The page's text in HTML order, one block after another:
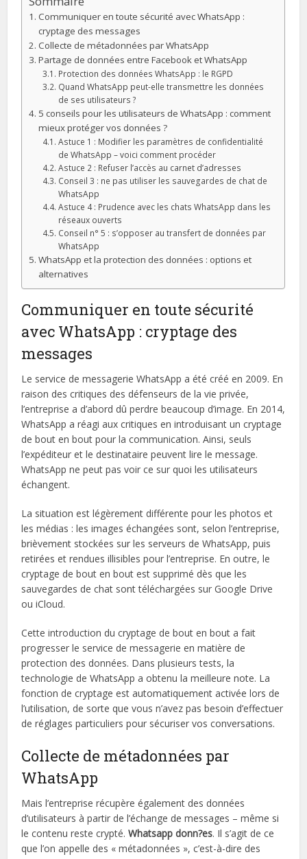
Communiquer en toute sécurité avec WhatsApp :
cryptage des messages
Collecte de métadonnées par WhatsApp
Partage de données entre Facebook et WhatsApp
Protection des données WhatsApp : le RGPD
Quand WhatsApp peut-elle transmettre les données
de ses utilisateurs ?
5 conseils pour les utilisateurs de WhatsApp : comment
mieux protéger vos données ?
Astuce 1 : Modifier les paramètres de confidentialité
de WhatsApp – voici comment procéder
Astuce 2 : Refuser l’accès au carnet d’adresses
Conseil 3 : ne pas utiliser les sauvegardes de chat de
WhatsApp
Astuce 4 : Prudence avec les chats WhatsApp dans les
réseaux ouverts
Conseil n° 5 : s’opposer au transfert de données par
WhatsApp
WhatsApp et la protection des données : options et
alternatives
Communiquer en toute sécurité
avec WhatsApp : cryptage des
messages
Le service de messagerie WhatsApp a été créé en 2009. En
raison des critiques des défenseurs de la vie privée,
l’entreprise a d’abord dû perdre beaucoup d’image. En 2014,
WhatsApp a réagi aux critiques en introduisant un cryptage
de bout en bout pour la communication. Ainsi, seuls
l’expéditeur et le destinataire peuvent lire le message.
WhatsApp ne peut pas voir ce sur quoi les utilisateurs
échangent.
La situation est légèrement différente pour les photos et
les médias : les images échangées sont, selon l’entreprise,
brièvement stockées sur les serveurs de WhatsApp, puis
retirées et rendues illisibles pour l’entreprise. En outre, le
cryptage de bout en bout est supprimé dès que les
sauvegardes de chat sont téléchargées sur Google Drive
ou iCloud.
Cette introduction du cryptage de bout en bout a fait
progresser le service de messagerie en matière de
protection des données. Dans plusieurs tests, la
technologie de WhatsApp a obtenu la meilleure note. La
fonction de cryptage est automatiquement activée lors de
l’utilisation, de sorte que vous n’avez pas besoin d’effectuer
de réglages particuliers pour sécuriser vos conversations.
Collecte de métadonnées par
WhatsApp
Mais l’entreprise récupère également des données
d’utilisateurs à partir de l’échange de messages – même si
le contenu reste crypté.Whatsapp donn?es. Il s’agit de ce
que l’on appelle des « métadonnées », c’est-à-dire des